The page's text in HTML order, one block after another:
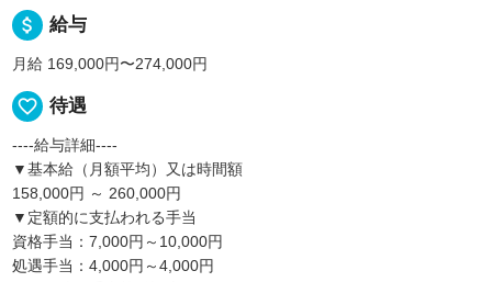
attach_money 給与
月給 169,000円〜274,000円
favorite_border 待遇
----給与詳細----
▼基本給（月額平均）又は時間額
158,000円 ～ 260,000円
▼定額的に支払われる手当
資格手当：7,000円～10,000円
処遇手当：4,000円～4,000円